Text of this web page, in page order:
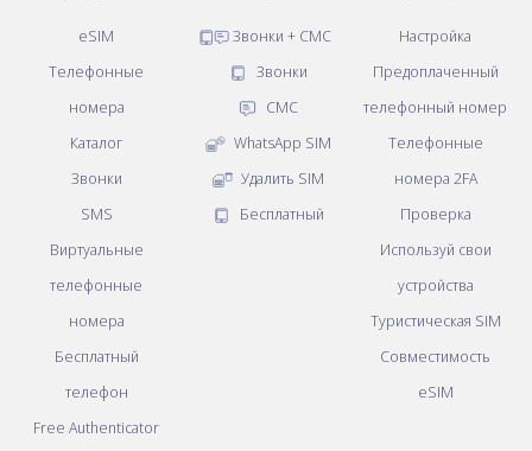
eSIM
Телефонные
номера
Каталог
Звонки
SMS
Виртуальные
телефонные
номера
Бесплатный
телефон
Free Authenticator
Звонки + СМС
Звонки
СМС
WhatsApp SIM
Удалить SIM
Бесплатный
Настройка
Предоплаченный
телефонный номер
Телефонные
номера 2FA
Проверка
Используй свои
устройства
Туристическая SIM
Совместимость
eSIM